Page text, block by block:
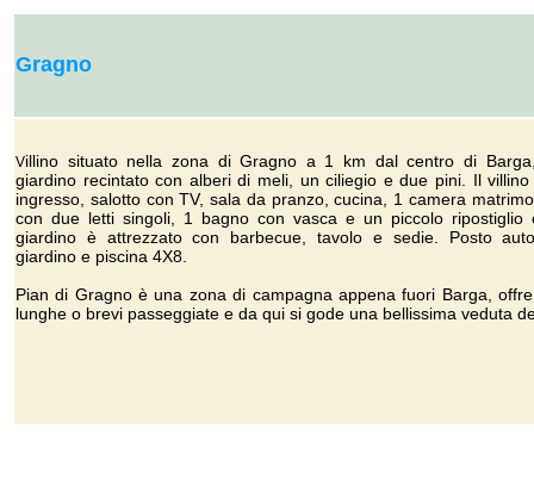
Gragno
Villino situato nella zona di Gragno a 1 km dal centro di
giardino recintato con alberi di meli, un ciliegio e due pini. Il
ingresso, salotto con TV, sala da pranzo, cucina, 1 camera
con due letti singoli, 1 bagno con vasca e un piccolo ripostiglio
giardino è attrezzato con barbecue, tavolo e sedie. Posto
giardino e piscina 4X8.
Pian di Gragno è una zona di campagna appena fuori Barga,
lunghe o brevi passeggiate e da qui si gode una bellissima veduta